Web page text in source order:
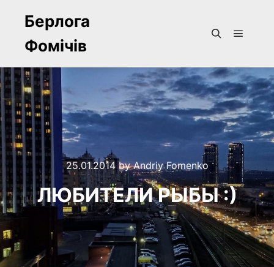
Берлога
Фомічів
25.01.2014byAndriy Fomenko
ЛЮБИТЕЛИ РЫБЫ :)